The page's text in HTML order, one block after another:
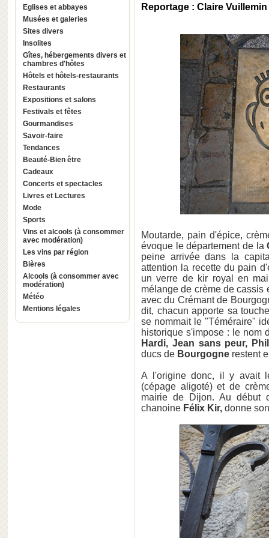
Eglises et abbayes
Musées et galeries
Sites divers
Insolites
Gîtes, hébergements divers et
chambres d'hôtes
Hôtels et hôtels-restaurants
Restaurants
Expositions et salons
Festivals et fêtes
Gourmandises
Savoir-faire
Tendances
Beauté-Bien être
Cadeaux
Concerts et spectacles
Livres et Lectures
Mode
Sports
Vins et alcools (à consommer
avec modération)
Les vins par région
Bières
Alcools (à consommer avec
modération)
Météo
Mentions légales
Reportage : Claire
Moutarde, pain d'épice,
évoque le département de la
peine arrivée dans la
attention la recette du pain
un verre de kir royal en
mélange de crème de cassis
avec du Crémant de
dit, chacun apporte sa
se nommait le "Téméraire"
historique s'impose : le nom
Hardi, Jean sans peur,
ducs de Bourgogne restent
A l'origine donc, il y avait
(cépage aligoté) et de
mairie de Dijon. Au début
chanoine Félix Kir, donne